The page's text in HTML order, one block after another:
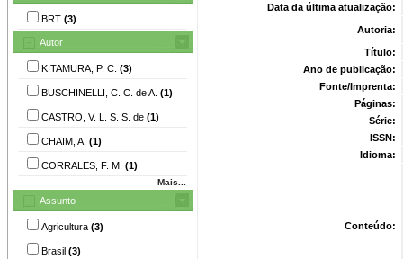
BRT (3)
Autor
KITAMURA, P. C. (3)
BUSCHINELLI, C. C. de A. (1)
CASTRO, V. L. S. S. de (1)
CHAIM, A. (1)
CORRALES, F. M. (1)
Mais...
Assunto
Agricultura (3)
Brasil (3)
Data da última atualização:
Autoria:
Título:
Ano de publicação:
Fonte/Imprenta:
Páginas:
Série:
ISSN:
Idioma:
Conteúdo: